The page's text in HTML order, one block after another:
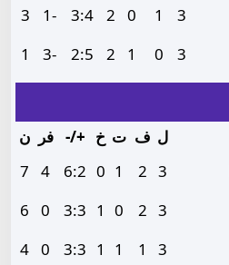
3
1
0
2
3:4
-1
3
3
0
1
2
2:5
-3
1
ل ف ت خ +/- فر
ن
3
2
1
0
6:2
4
7
3
2
0
1
3:3
0
6
3
1
1
1
3:3
0
4